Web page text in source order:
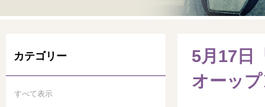
5月17日
オーップ
カテゴリー
すべて表示